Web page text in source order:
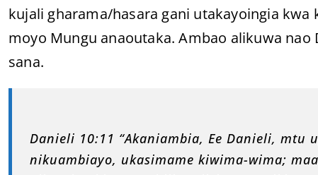
kujali gharama/hasara gani utakayoingia
moyo Mungu anaoutaka. Ambao alikuwa
sana.
Danieli 10:11 “Akaniambia, Ee Danieli, mtu
nikuambiayo, ukasimame kiwima-wima;